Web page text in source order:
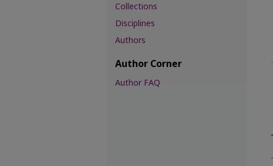
Collections
Disciplines
Authors
Author Corner
Author FAQ